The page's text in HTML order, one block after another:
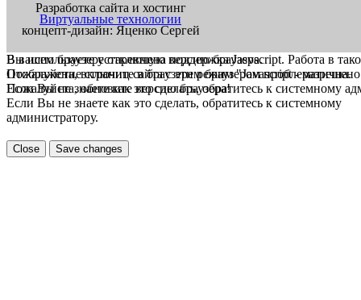
Разработка сайта и хостинг
Виртуальные технологии
концепт-дизайн: Яценко Сергей
В вашем браузере отключена поддержка Jasvscript. Работа в
Пожалуйста, включите в браузере режим "Javascript -
Если Вы не знаете как это сделать, обратитесь к системному
Вы используете устаревшую версию браузера.
Отображение страниц сайта с этим браузером проблематична.
Пожалуйста, обновите версию браузера!
Если Вы не знаете как это сделать, обратитесь к системному
администратору.
Close Save changes